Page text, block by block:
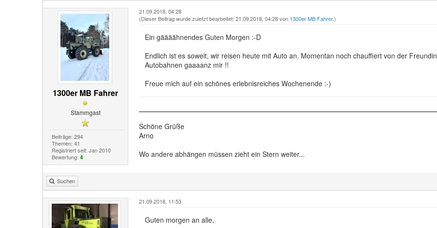
1300er MB Fahrer
Stammgast
Beiträge: 294
Themen: 41
Registriert seit: Jan 2010
Bewertung: 4
21.09.2018, 04:28
(Dieser Beitrag wurde zuletzt bearbeitet: 21.09.2018, 04:28 von 1300er MB Fahrer.)
Ein gäääähnendes Guten Morgen :-D
Endlich ist es soweit, wir reisen heute mit Auto an. Momentan noch chauffiert von der
Autobahnen gaaaanz mir !!
Freue mich auf ein schönes erlebnisreiches Wochenende :-)
Schöne Grüße
Arno
Wo andere abhängen müssen zieht ein Stern weiter...
Suchen
21.09.2018, 11:53
Guten morgen an alle,